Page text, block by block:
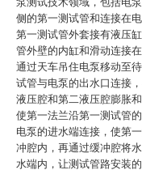
侧的第一测试管和连接在
第一测试管外套接有液压
管外壁的内缸和滑动连接
通过天车吊住电泵移动至
试管与电泵的出水口连接
液压腔和第二液压腔膨胀
使第一法兰沿第一测试管
电泵的进水端连接，使第
冲腔内，再通过缓冲腔将
水端内，让测试管路安装的